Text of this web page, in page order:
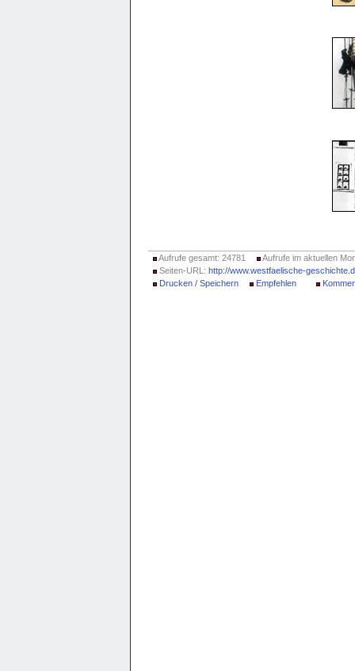
Aufrufe gesamt: 24781
Aufrufe im aktuellen
Seiten-URL: http://www.westfaelische-
Drucken / Speichern
Empfehlen